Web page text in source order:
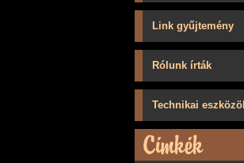
Link gyűjtemény
Rólunk írták
Technikai